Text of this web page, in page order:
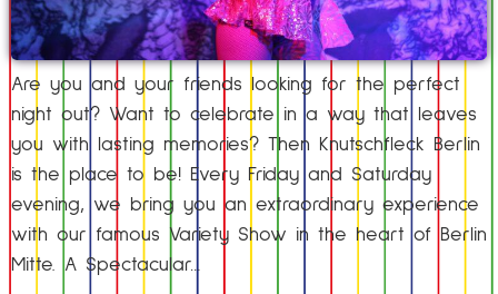
Are you and your friends looking for the perfect
night out? Want to celebrate in a way that leaves
you with lasting memories? Then Knutschfleck Berlin
is the place to be! Every Friday and Saturday
evening, we bring you an extraordinary experience
with our famous Variety Show in the heart of Berlin
Mitte. A Spectacular…